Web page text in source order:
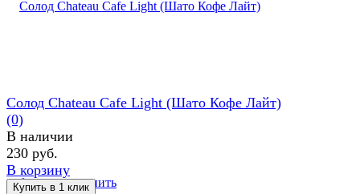
избранное сравнить
Солод Chateau Cafe Light (Шато Кофе Лайт)
(0)
В наличии
230 руб.
В корзину